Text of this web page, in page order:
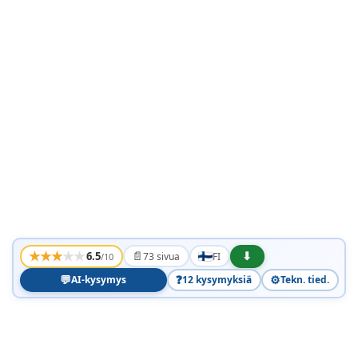
★★★★★6.5/10 📄73 sivua FI
⬇
💬AI-kysymys ❓12 kysymyksiä ⚙️Tekn. tied.